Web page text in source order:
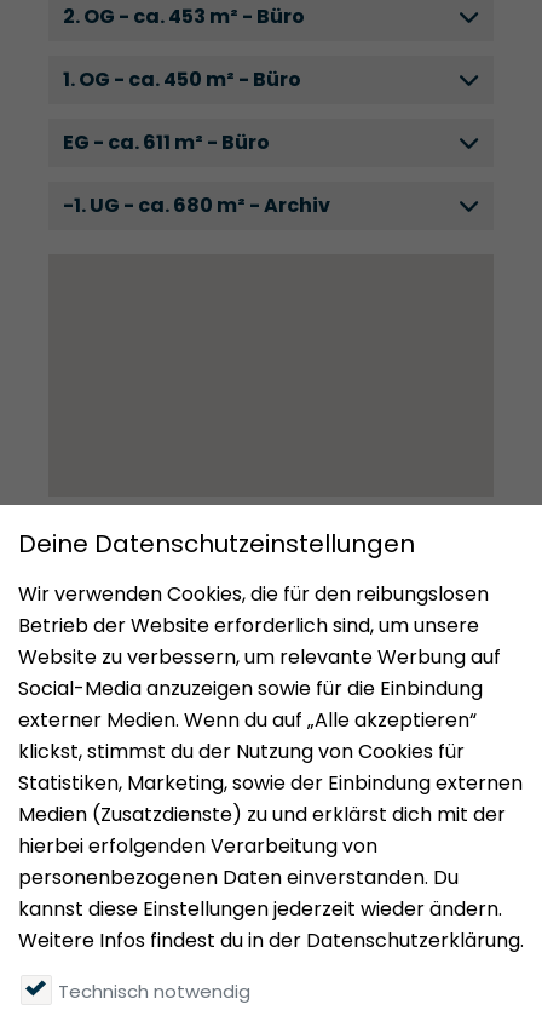
2. OG - ca. 453 m² - Büro
1. OG - ca. 450 m² - Büro
EG - ca. 611 m² - Büro
-1. UG - ca. 680 m² - Archiv
Impressum
Datenschutz
Nutzungsbedingungen
Mieten
Vermieten
Über uns